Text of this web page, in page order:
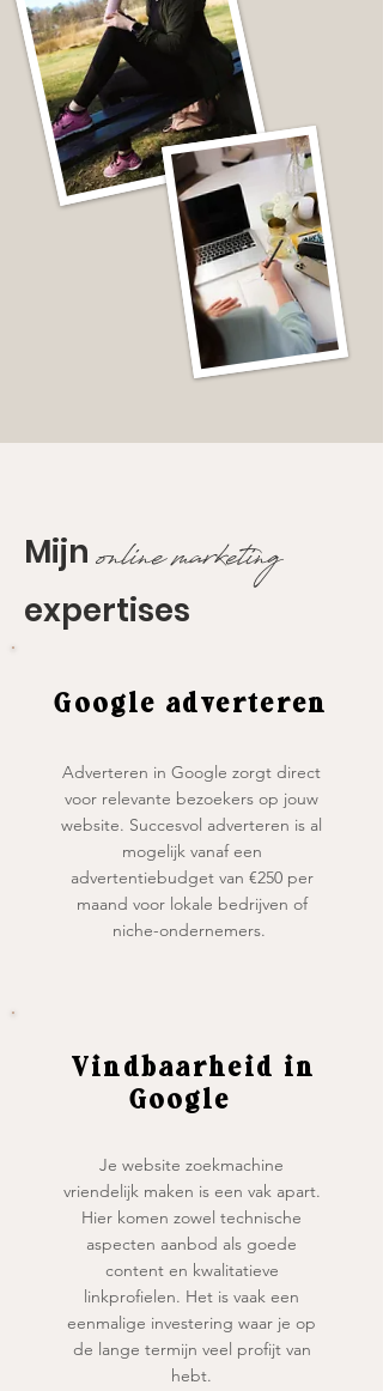
Mijnonline marketing
expertises
Google adverteren
Adverteren in Google zorgt direct
voor relevante bezoekers op jouw
website. Succesvol adverteren is al
mogelijk vanaf een
advertentiebudget van €250 per
maand voor lokale bedrijven of
niche-ondernemers.
Vindbaarheid in
Google
Je website zoekmachine
vriendelijk maken is een vak apart.
Hier komen zowel technische
aspecten aanbod als goede
content en kwalitatieve
linkprofielen. Het is vaak een
eenmalige investering waar je op
de lange termijn veel profijt van
hebt.